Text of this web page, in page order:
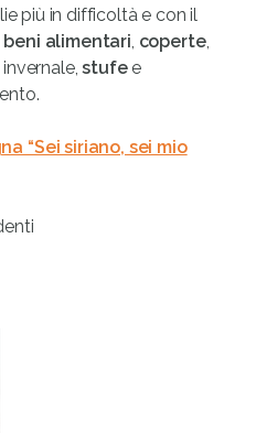
più in difficoltà e con il
beni alimentari coperte,
invernale,stufee
“Sei siriano, sei mio